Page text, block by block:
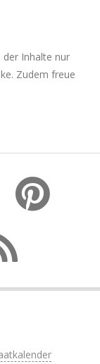
der Inhalte nur
Zudem freue